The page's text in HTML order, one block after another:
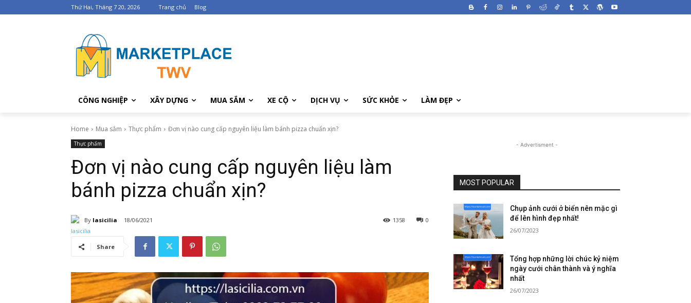
Thứ Hai, Tháng 7 20, 2026 Trang chủ Blog
CÔNG NGHIỆP XÂY DỰNG MUA SẮM XE CỘ DỊCH VỤ SỨC KHỎE LÀM ĐẸP
Home Mua sắm Thực phẩm Đơn vị nào cung cấp nguyên liệu làm bánh pizza chuẩn xịn?
Thực phẩm
Đơn vị nào cung cấp nguyên liệu làm
bánh pizza chuẩn xịn?
By lasicilia 18/06/2021 0
1358
Share
- Advertisment -
MOST POPULAR
Chụp ảnh cưới ở biển nên mặc gì
để lên hình đẹp nhất!
26/07/2023
Tổng hợp những lời chúc kỷ niệm
ngày cưới chân thành và ý nghĩa
nhất
26/07/2023